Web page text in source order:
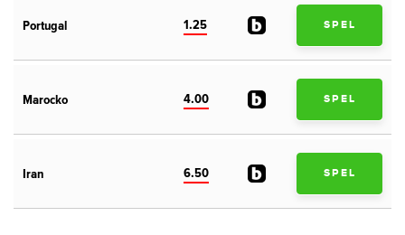
Portugal 1.25 SPEL
Marocko 4.00 SPEL
Iran 6.50 SPEL